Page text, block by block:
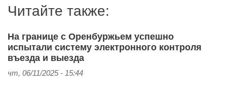
Читайте также:
На границе с Оренбуржьем успешно
испытали систему электронного контроля
въезда и выезда
чт, 06/11/2025 - 15:44